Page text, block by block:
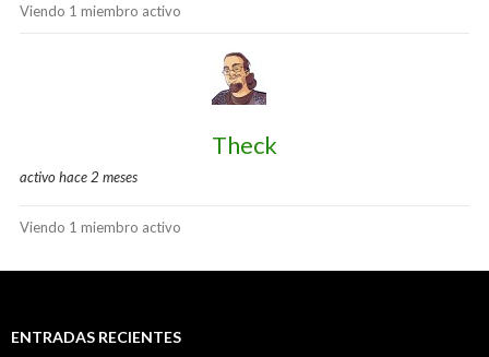
Viendo 1 miembro activo
Theck
activo hace 2 meses
Viendo 1 miembro activo
ENTRADAS RECIENTES